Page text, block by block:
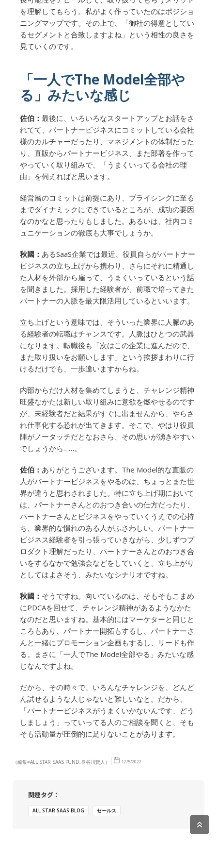
を理解してもらう。私がよく作っていたのはポジショ
ニングマップです。その上で、「御社の得意としてい
るセグメントと合致しますよね」という相性の良さを
見ていくのです。
「一人でThe Model全部や
る」みたいな感じ
佐伯： 最後に、いろいろなスタートアップとお話をさ
れてて、パートナービジネスにコミットしている会社
様のカルチャーだったり、マネジメントの体制だった
り、直販からパートナービジネス、また部署を作って
やっていく取り組みで、「うまくいってる会社の理
由」を伺えればと思います。
経営層のコミットは前提にあり、プライシングに至る
までダイナミックにできているところが、成功の要因
なのかなと思ったりもしました。あるいは、社内コミ
ュニケーションの徹底も大事でしょうか。
秋國： あるSaaS企業では最近、役員自らがパートナー
ビジネスの立ち上げから携わり、さらにそれに精通し
た人材を外部から雇って、うまくいっているという話
を聞きました。採用した経験者が、前職で培ってきた
パートナーの人脈を最大限活用しているといいます。
立ち上げという意味では、そういった業界に人脈のあ
る経験者の転職はチャンスです。人脈はひとつの武器
になります。転職後も「次はこの企業に進んだので、
また取り扱いをお願いします」という挨拶まわりに行
けるだけでも、一歩違いますからね。
内部からだけ人材を集めてしまうと、チャレンジ精神
旺盛なかたは新しい取り組みに意欲を燃やせるのです
が、未経験者だと結果がすぐに出ませんから、やらさ
れ仕事化する恐れが出てきます。そこで、やはり役員
陣がノータッチだとなおさら、その思いが湧きやすい
でしょうから……。
佐伯： ありがとうございます。The Model的な直販の
人がパートナービジネスをやるのは、ちょっとまた世
界が違うと思わされました。特に立ち上げ期において
は、パートナーさんとのおつき合いの仕方だったり、
パートナーさんとビジネスをやっていくうえでの心持
ち、業界的な慣れのある人がふさわしい。パートナー
ビジネス経験者を引っ張っていきながら、少しずつプ
ロダクト理解だったり、パートナーさんとのおつき合
いをするなかで勉強会などをしていくと、立ち上がり
としてはよさそう、みたいなシナリオですね。
秋國： そうですね。向いているのは、そもそもこまめ
にPDCAを回せて、チャレンジ精神があるようなかた
なのだと思いますね。基本的にはマーケターと同じと
ころもあり、パートナー開拓もするし、パートナーさ
んと一緒にプロモーション企画もするし、リードも作
る。まさに「一人でThe Model全部やる」みたいな感
じなんですよね。
だから、その時々で、いろんなチャレンジを、どんど
ん試せるような人じゃないと難しいなと。だから、
「パートナービジネスがうまくいかないんです、どう
しましょう」っていってる人のご相談を聞くと、そも
そも活動量が圧倒的に足りないことがあります。
（編集=ALL STAR SAAS FUND,長谷川賢人） 12/5/2022
関連タグ：
ALL STAR SAAS BLOG セールス